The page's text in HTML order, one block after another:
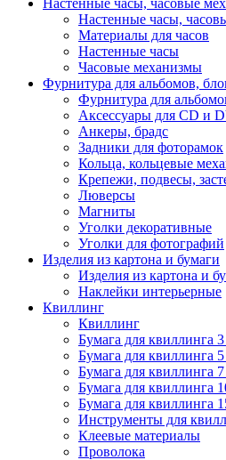
Настенные часы, часовые
Настенные часы,
Материалы для часов
Настенные часы
Часовые механизмы
Фурнитура для альбомов,
Фурнитура для
Аксессуары для CD и
Анкеры, брадс
Задники для фоторамок
Кольца, кольцевые
Крепежи, подвесы,
Люверсы
Магниты
Уголки декоративные
Уголки для фотографий
Изделия из картона и бумаги
Изделия из картона и
Наклейки интерьерные
Квиллинг
Квиллинг
Бумага для квиллинга
Бумага для квиллинга
Бумага для квиллинга
Бумага для квиллинга
Бумага для квиллинга
Инструменты для
Клеевые материалы
Проволока